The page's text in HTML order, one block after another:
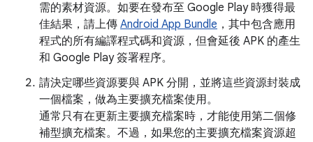
需的素材資源。如要在發布至 Google Play 時獲得最
佳結果，請上傳 Android App Bundle ，其中包含應用
程式的所有編譯程式碼和資源，但會延後 APK 的產生
和 Google Play 簽署程序。
請決定哪些資源要與 APK 分開，並將這些資源封裝成
一個檔案，做為主要擴充檔案使用。
通常只有在更新主要擴充檔案時，才能使用第二個修
補型擴充檔案。不過，如果您的主要擴充檔案資源超